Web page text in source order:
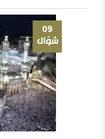
09
شوّال